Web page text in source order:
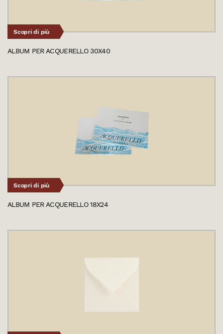
Scopri di più
ALBUM PER ACQUERELLO 30X40
Scopri di più
ALBUM PER ACQUERELLO 18X24